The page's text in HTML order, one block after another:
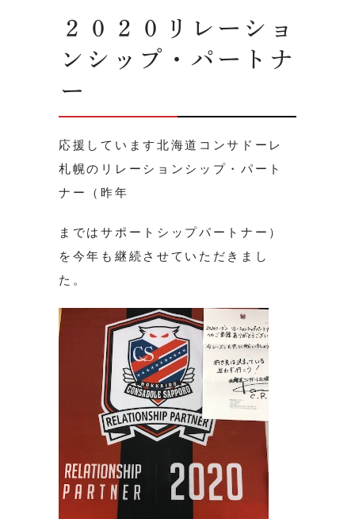
２０２０リレーショ
ンシップ・パートナ
ー
応援しています北海道コンサドーレ
札幌のリレーションシップ・パート
ナー（昨年
まではサポートシップパートナー）
を今年も継続させていただきまし
た。